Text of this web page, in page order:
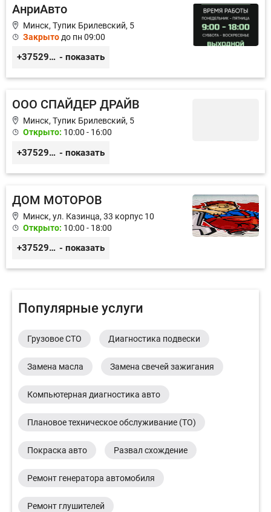
АнриАвто
Минск, Тупик Брилевский, 5
Закрыто до пн 09:00
+375297541973 - показать
ООО СПАЙДЕР ДРАЙВ
Минск, Тупик Брилевский, 5
Открыто: 10:00 - 16:00
+375298154799 - показать
ДОМ МОТОРОВ
Минск, ул. Казинца, 33 корпус 10
Открыто: 10:00 - 18:00
+375293295282 - показать
Популярные услуги
Грузовое СТО Диагностика подвески
Замена масла Замена свечей зажигания
Компьютерная диагностика авто
Плановое техническое обслуживание (ТО)
Покраска авто Развал схождение
Ремонт генератора автомобиля
Ремонт глушителей